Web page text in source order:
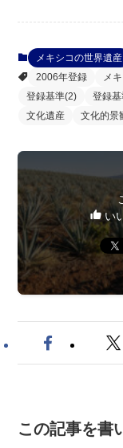
メキシコの世界遺産
2006年登録
メ
登録基準(2)
登録
文化遺産
文化的景
い
この記事を書